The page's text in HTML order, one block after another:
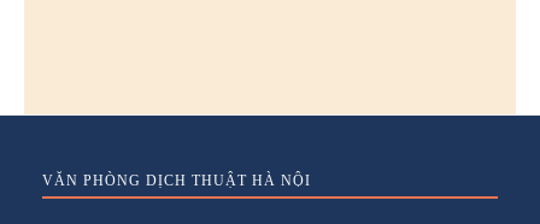
VĂN PHÒNG DỊCH THUẬT HÀ NỘI